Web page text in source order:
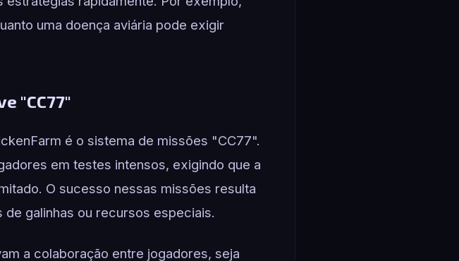
uma doença aviária pode exigir
"CC77"
é o sistema de missões "CC77".
em testes intensos, exigindo que a
O sucesso nessas missões resulta
galinhas ou recursos especiais.
a colaboração entre jogadores, seja